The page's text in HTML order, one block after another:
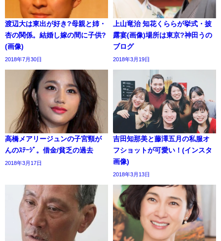
渡辺大は東出が好き?母親と姉・
杏の関係。結婚し嫁の間に子供?
(画像)
2018年7月30日
上山竜治 知花くららが挙式・披
露宴(画像)場所は東京?神田うの
ブログ
2018年3月19日
高橋メアリージュンの子宮頸が
んのｽﾃｰｼﾞ。借金/貧乏の過去
2018年3月17日
吉田知那美と藤澤五月の私服オ
フショットが可愛い！(インスタ
画像)
2018年3月13日